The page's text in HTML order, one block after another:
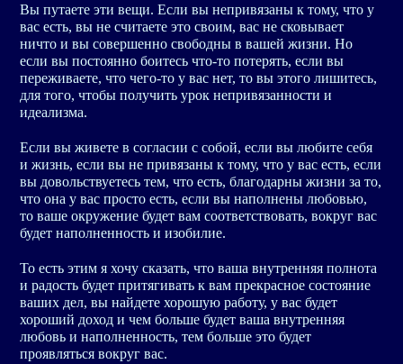
Вы путаете эти вещи. Если вы непривязаны к тому, что у
вас есть, вы не считаете это своим, вас не сковывает
ничто и вы совершенно свободны в вашей жизни. Но
если вы постоянно боитесь что-то потерять, если вы
переживаете, что чего-то у вас нет, то вы этого лишитесь,
для того, чтобы получить урок непривязанности и
идеализма.
Если вы живете в согласии с собой, если вы любите себя
и жизнь, если вы не привязаны к тому, что у вас есть, если
вы довольствуетесь тем, что есть, благодарны жизни за то,
что она у вас просто есть, если вы наполнены любовью,
то ваше окружение будет вам соответствовать, вокруг вас
будет наполненность и изобилие.
То есть этим я хочу сказать, что ваша внутренняя полнота
и радость будет притягивать к вам прекрасное состояние
ваших дел, вы найдете хорошую работу, у вас будет
хороший доход и чем больше будет ваша внутренняя
любовь и наполненность, тем больше это будет
проявляться вокруг вас.